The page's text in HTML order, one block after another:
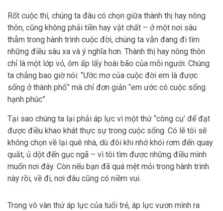
Rốt cuộc thì, chúng ta đâu có chọn giữa thành thị hay nông
thôn, cũng không phải tiền hay vật chất – ở một nơi sâu
thẳm trong hành trình cuộc đời, chúng ta vẫn đang đi tìm
những điều sâu xa và ý nghĩa hơn. Thành thị hay nông thôn
chỉ là một lớp vỏ, ôm ấp lấy hoài bão của mỗi người. Chúng
ta chẳng bao giờ nói: “Ước mơ của cuộc đời em là được
sống ở thành phố” mà chỉ đơn giản “em ước có cuộc sống
hạnh phúc”.
Tại sao chúng ta lại phải áp lực vì một thứ “công cụ’ để đạt
được điều khao khát thực sự trong cuộc sống. Có lẽ tôi sẽ
không chọn về lại quê nhà, dù đôi khi nhớ khói rơm đến quay
quắt, ủ dột đến gục ngã – vì tôi tìm được những điều mình
muốn nơi đây. Còn nếu bạn đã quá mệt mỏi trong hành trình
này rồi, về đi, nơi đâu cũng có niềm vui.
Trong vô vàn thứ áp lực của tuổi trẻ, áp lực vươn mình ra